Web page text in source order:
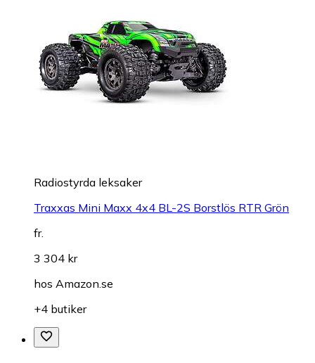
Radiostyrda leksaker
Traxxas Mini Maxx 4x4 BL-2S Borstlös RTR Grön
fr.
3 304 kr
hos Amazon.se
+4 butiker